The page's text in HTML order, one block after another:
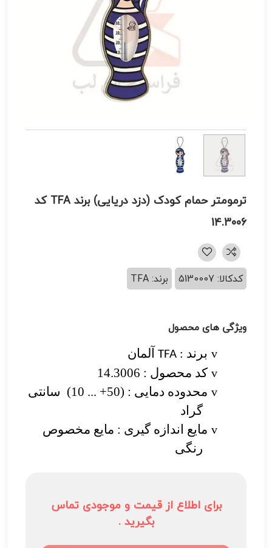
ترمومتر حمام کودک (دزد دریایی) برند TFA کد
14.3006
کدکالا: 5130007 برند: TFA
ویژگی های محصول
v برند :
TFA آلمان
v کد محصول : 14.3006
v محدوده دمایی : (50+ ... 10)
سانتی
گراد
v مایع اندازه گیری : مایع مخصوص
رنگی
برای اطلاع از قیمت و موجودی تماس
بگیرید .